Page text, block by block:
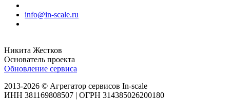
info@in-scale.ru
Никита Жестков
Основатель проекта
Обновление сервиса
2013-2026 © Агрегатор сервисов In-scale
ИНН 381169808507 | ОГРН 314385026200180